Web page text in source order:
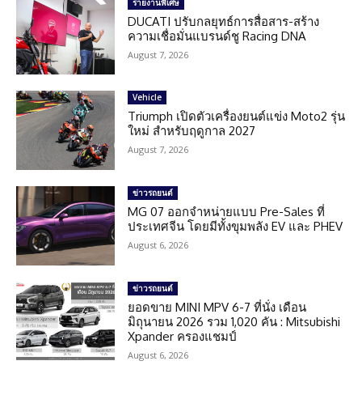
DUCATI ปรับกลยุทธ์การสื่อสาร-สร้าง
ความเชื่อมั่นแบรนด์ชู Racing DNA
August 7, 2026
Vehicle
Triumph เปิดตัวเครื่องยนต์แข่ง Moto2 รุ่น
ใหม่ สำหรับฤดูกาล 2027
August 7, 2026
ข่าวรถยนต์
MG 07 ออกจำหน่ายแบบ Pre-Sales ที่
ประเทศจีน โดยมีทั้งขุมพลัง EV และ PHEV
August 6, 2026
ข่าวรถยนต์
ยอดขาย MINI MPV 6-7 ที่นั่ง เดือน
มิถุนายน 2026 รวม 1,020 คัน : Mitsubishi
Xpander ครองแชมป์
August 6, 2026